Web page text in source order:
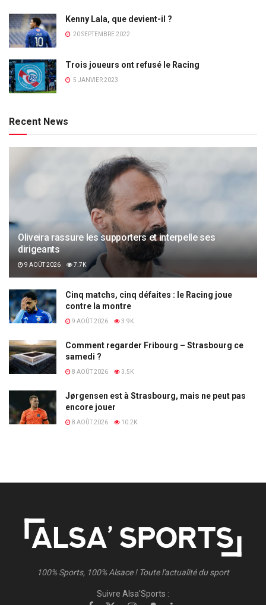
Kenny Lala, que devient-il ?
20 SEPTEMBRE 2022
Trois joueurs ont refusé le Racing
5 JANVIER 2023
Recent News
Oliveira rassure les supporters et interpelle ses
dirigeants
9 AOÛT 2026 7.7K
Cinq matchs, cinq défaites : le Racing joue
contre la montre
9 AOÛT 2026 3.9K
Comment regarder Fribourg – Strasbourg ce
samedi ?
8 AOÛT 2026 3.5K
Jørgensen est à Strasbourg, mais ne peut pas
encore jouer
8 AOÛT 2026 10.2K
100% Sports, 100% Alsace ! Toute l'actualité du sport
Suivre Alsa'Sports :